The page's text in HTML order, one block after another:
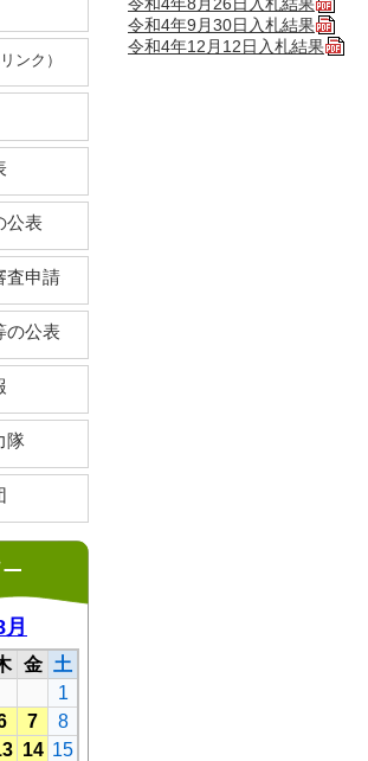
令和4年8月26日入札結果
令和4年9月30日入札結果
令和4年12月12日入札結果
ンク）
公表
査申請
の公表
隊